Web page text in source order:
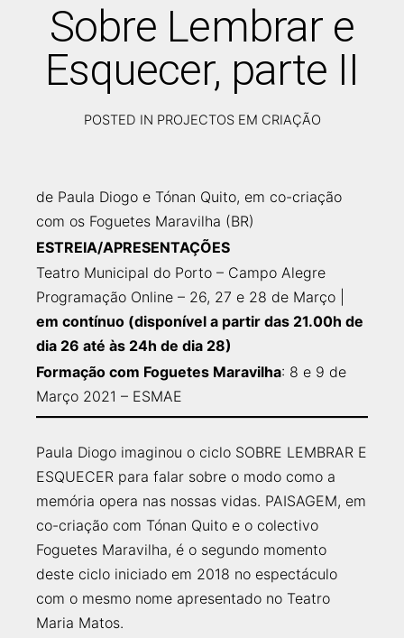
Sobre Lembrar e
Esquecer, parte II
POSTED IN PROJECTOS EM CRIAÇÃO
de Paula Diogo e Tónan Quito, em co-criação
com os Foguetes Maravilha (BR)
ESTREIA/APRESENTAÇÕES
Teatro Municipal do Porto – Campo Alegre
Programação Online – 26, 27 e 28 de Março |
em contínuo (disponível a partir das 21.00h de
dia 26 até às 24h de dia 28)
Formação com Foguetes Maravilha: 8 e 9 de
Março 2021 – ESMAE
Paula Diogo imaginou o ciclo SOBRE LEMBRAR E
ESQUECER para falar sobre o modo como a
memória opera nas nossas vidas. PAISAGEM, em
co-criação com Tónan Quito e o colectivo
Foguetes Maravilha, é o segundo momento
deste ciclo iniciado em 2018 no espectáculo
com o mesmo nome apresentado no Teatro
Maria Matos.